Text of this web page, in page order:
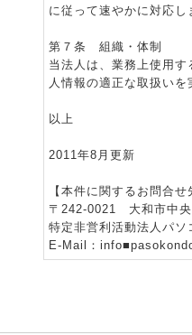
に従って速やかに対応し
第７条 組織・体制
当法人は、業務上使用
人情報の適正な取扱いを
以上
2011年8月更新
【本件に関するお問合せ
〒242-0021 大和市中
特定非営利活動法人パ
E-Mail：